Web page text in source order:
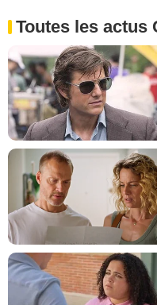
Toutes les actus